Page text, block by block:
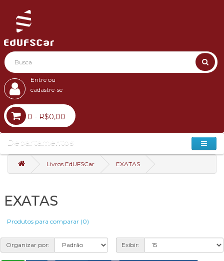
Entre ou
cadastre-se
0 - R$0,00
Departamentos
Livros EdUFSCar EXATAS
EXATAS
Produtos para comparar (0)
Organizar por: Exibir: